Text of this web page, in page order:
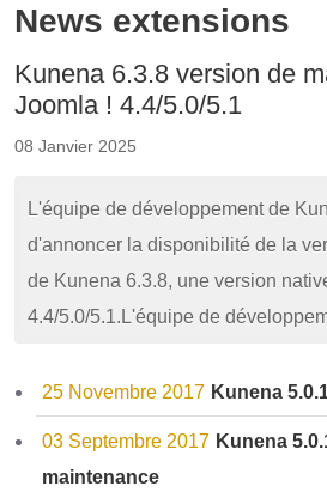
News extensions
Kunena 6.3.8 version de
Joomla ! 4.4/5.0/5.1
08 Janvier 2025
L'équipe de développement de
d'annoncer la disponibilité de la
de Kunena 6.3.8, une version
4.4/5.0/5.1.L'équipe de
25 Novembre 2017 Kunena
03 Septembre 2017 Kunena
maintenance